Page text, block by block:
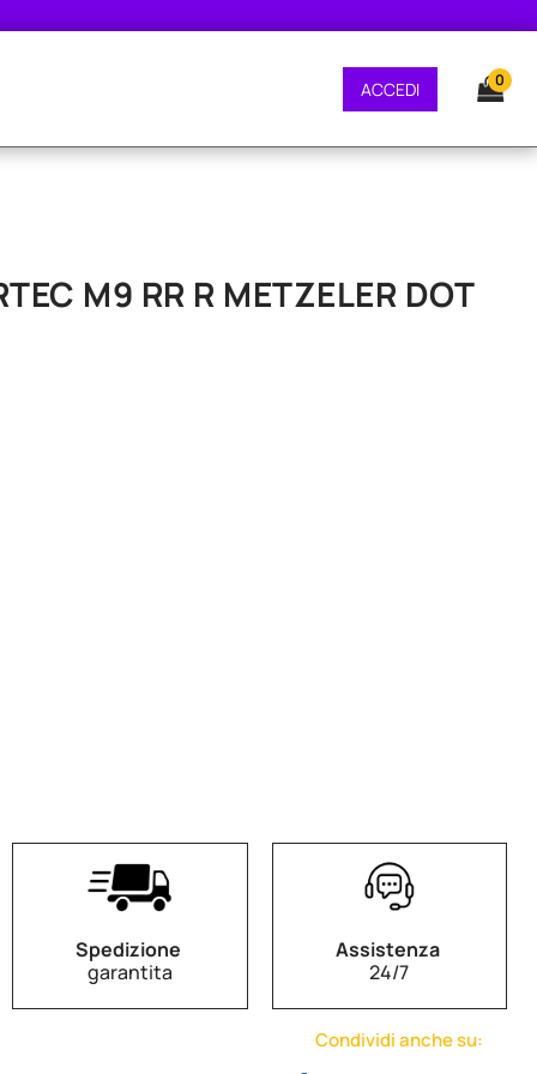
ACCEDI 0
M9 RR R METZELER DOT
Spedizione
garantita
Assistenza
24/7
Condividi anche su: